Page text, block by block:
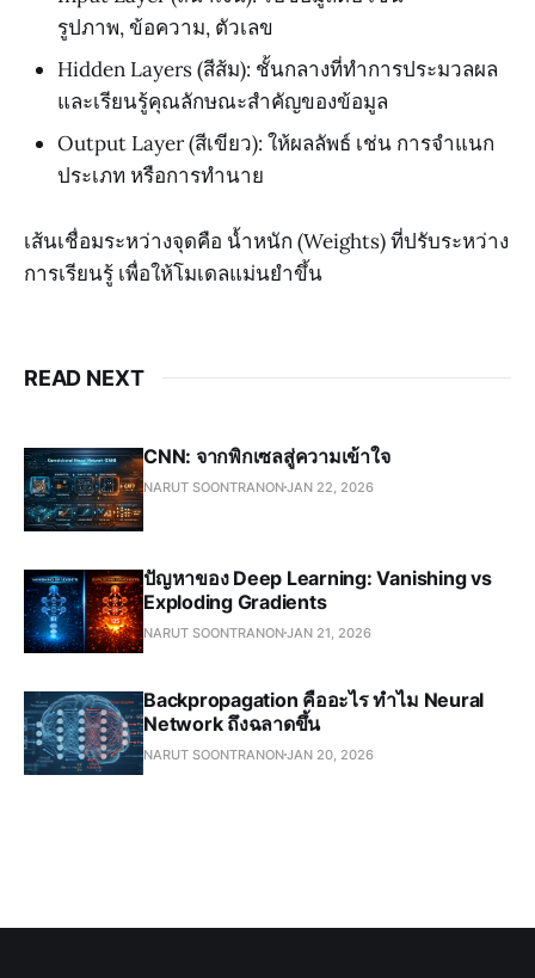
รูปภาพ, ข้อความ, ตัวเลข
Hidden Layers (สีส้ม): ชั้นกลางที่ทำการประมวลผล
และเรียนรู้คุณลักษณะสำคัญของข้อมูล
Output Layer (สีเขียว): ให้ผลลัพธ์ เช่น การจำแนก
ประเภท หรือการทำนาย
เส้นเชื่อมระหว่างจุดคือ น้ำหนัก (Weights) ที่ปรับระหว่าง
การเรียนรู้ เพื่อให้โมเดลแม่นยำขึ้น
READ NEXT
CNN: จากพิกเซลสู่ความเข้าใจ
NARUT SOONTRANONJAN 22, 2026
ปัญหาของ Deep Learning: Vanishing vs
Exploding Gradients
NARUT SOONTRANONJAN 21, 2026
Backpropagation คืออะไร ทำไม Neural
Network ถึงฉลาดขึ้น
NARUT SOONTRANONJAN 20, 2026